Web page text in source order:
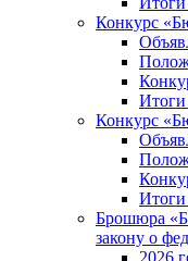
Конкурс
Итоги
Конкурс
Итоги
Брошюра
закону о
2026